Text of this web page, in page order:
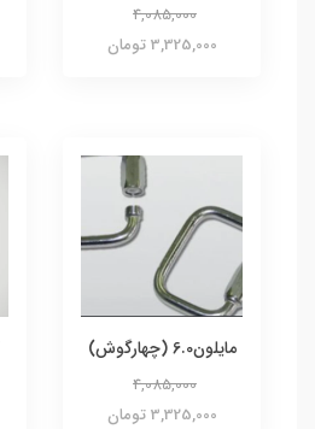
4,085,000
3,325,000 تومان
مایلون6.0 (چهارگوش)
4,085,000
3,325,000 تومان